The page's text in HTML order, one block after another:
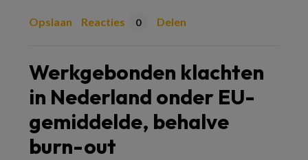
Opslaan Reacties 0 Delen
Werkgebonden klachten
in Nederland onder EU-
gemiddelde, behalve
burn-out